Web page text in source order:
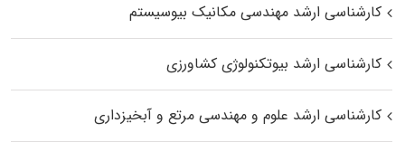
کارشناسی ارشد مهندسی مکانیک بیوسیستم
کارشناسی ارشد بیوتکنولوژی کشاورزی
کارشناسی ارشد علوم و مهندسی مرتع و آبخیزداری